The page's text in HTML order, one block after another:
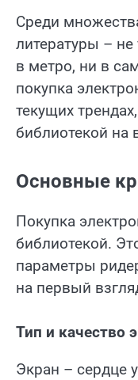
Среди
литературы –
в метро, ни в
покупка
текущих
библиотекой на
Основные
Покупка
библиотекой.
параметры
на первый
Тип и качество
Экран – сердце